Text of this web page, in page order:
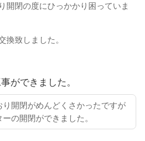
開閉の度にひっかかり困っていま
換致しました。
ができました。
開閉がめんどくさかったですが
の開閉ができました。